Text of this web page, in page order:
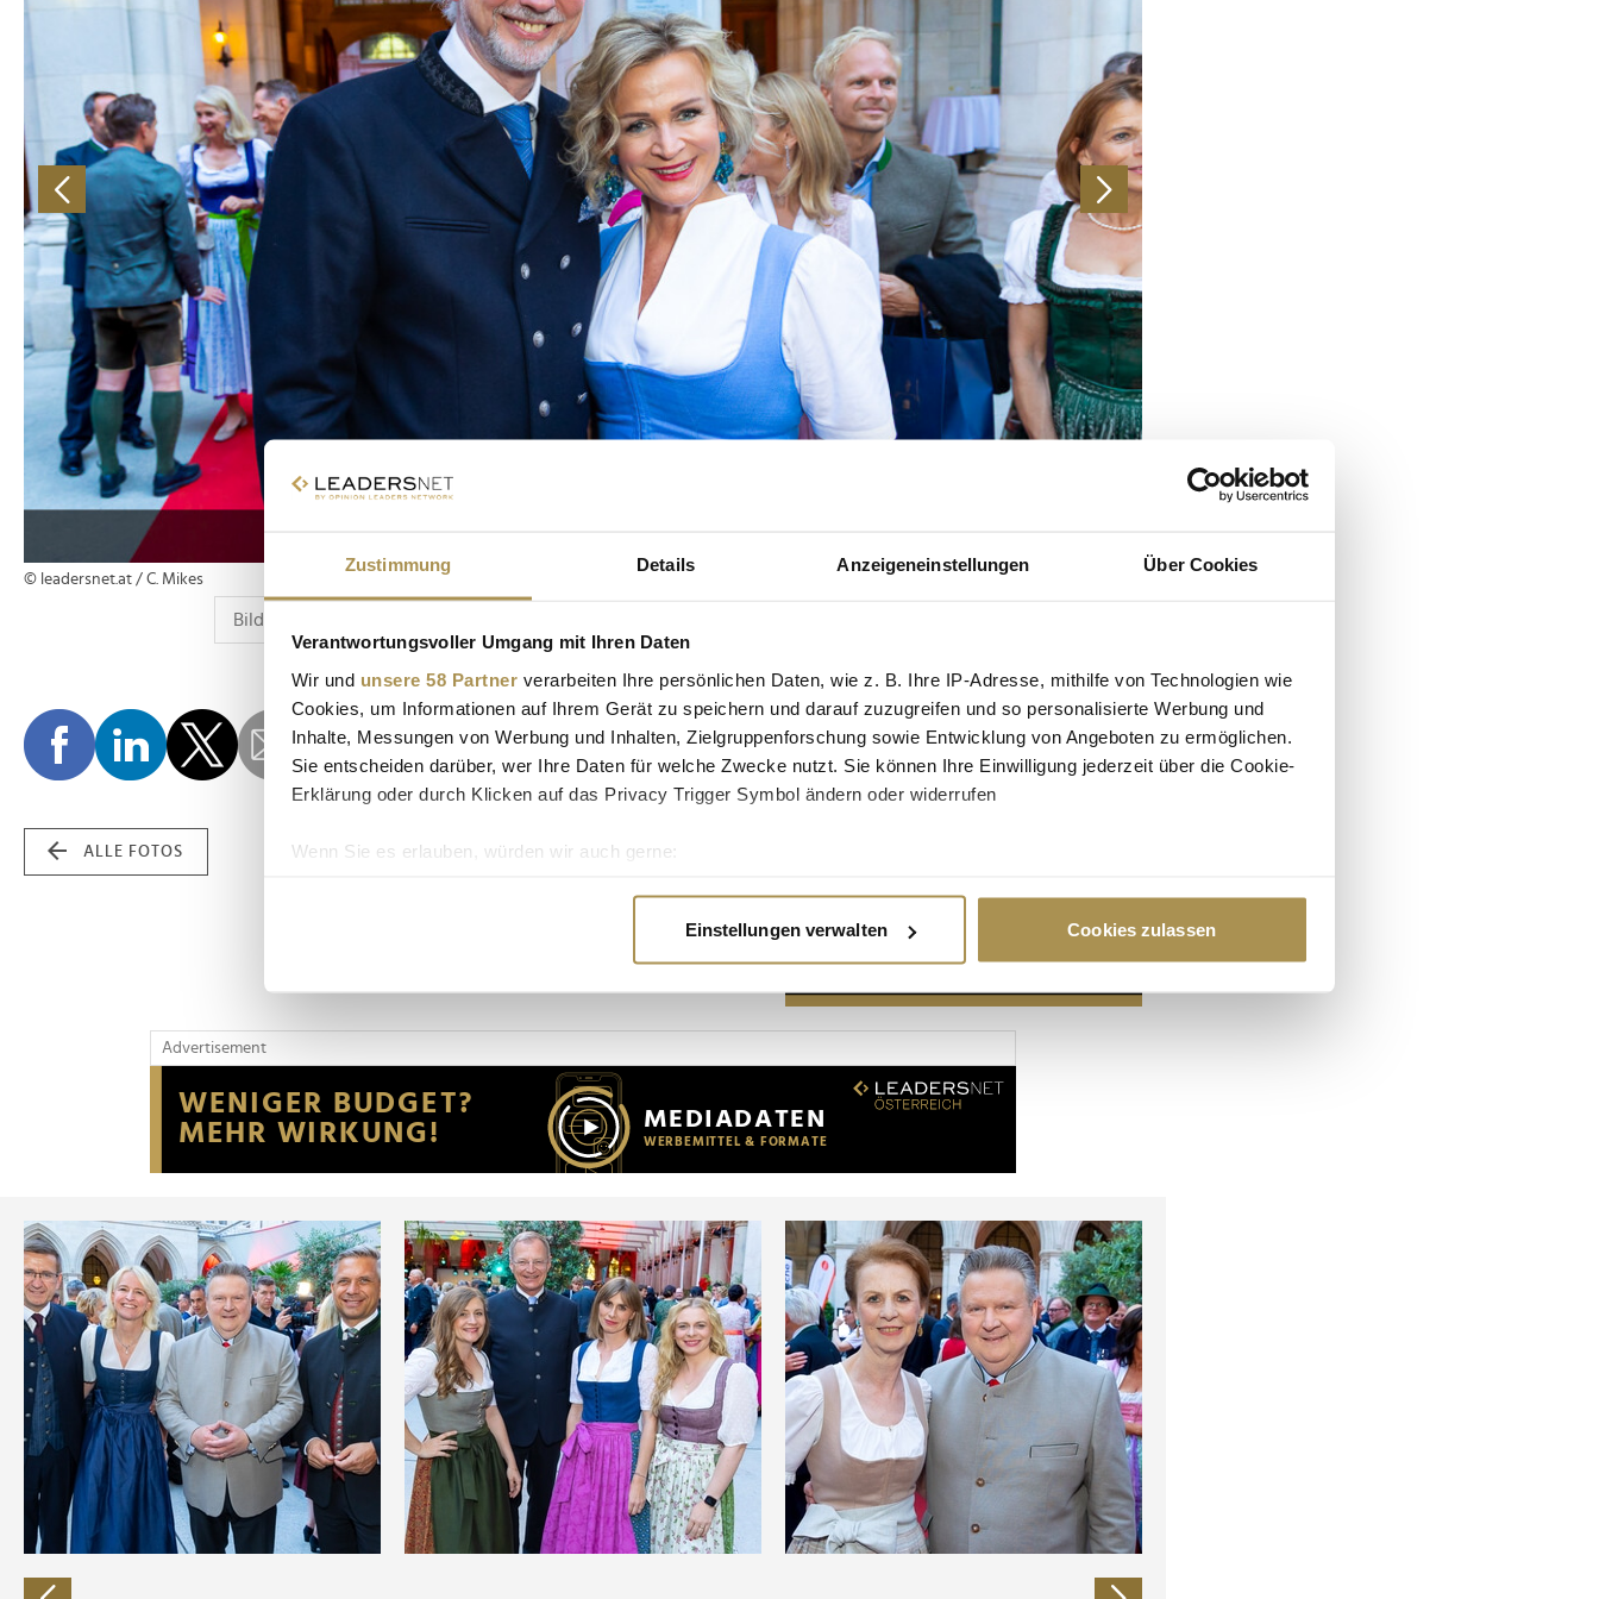
Zustimmung Details Anzeigeneinstellungen Über Cookies
Verantwortungsvoller Umgang mit Ihren Daten
Wir und unsere 58 Partner verarbeiten Ihre persönlichen Daten, wie z. B. Ihre IP-Adresse, mithilfe von Technologien wie
Cookies, um Informationen auf Ihrem Gerät zu speichern und darauf zuzugreifen und so personalisierte Werbung und
Inhalte, Messungen von Werbung und Inhalten, Zielgruppenforschung sowie Entwicklung von Angeboten zu ermöglichen.
Sie entscheiden darüber, wer Ihre Daten für welche Zwecke nutzt. Sie können Ihre Einwilligung jederzeit über die Cookie-
Erklärung oder durch Klicken auf das Privacy Trigger Symbol ändern oder widerrufen
Wenn Sie es erlauben, würden wir auch gerne:
Erfahren Sie mehr darüber, wie Ihre persönlichen Daten verarbeitet werden, und legen Sie Ihre Präferenzen im
Wir verwenden Cookies, um Inhalte und Anzeigen zu personalisieren, Funktionen für soziale Medien anbieten zu können
Website an unsere Partner für soziale Medien, Werbung und Analysen weiter. Unsere Partner führen diese Informationen
möglicherweise mit weiteren Daten zusammen, die Sie ihnen bereitgestellt haben oder die sie im Rahmen Ihrer Nutzung
der Dienste gesammelt haben.
Einstellungen verwalten Cookies zulassen
© leadersnet.at / C. Mikes
ALLE FOTOS
Advertisement
Advertisement